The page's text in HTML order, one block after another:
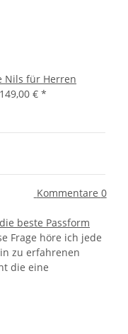
Nils für Herren
149,00 € *
Kommentare 0
beste Passform
Frage höre ich jede
zu erfahrenen
die eine